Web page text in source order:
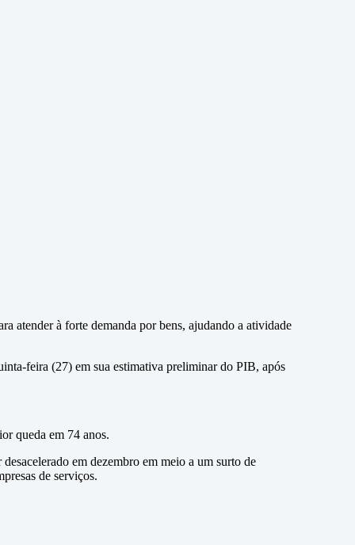
atender à forte demanda por bens, ajudando a atividade
feira (27) em sua estimativa preliminar do PIB, após
queda em 74 anos.
em dezembro em meio a um surto de
de serviços.